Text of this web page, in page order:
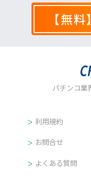
【無
パチンコ業
利用規約
お問合せ
よくある質問